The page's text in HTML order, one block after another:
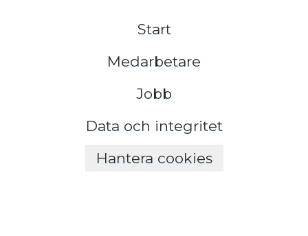
Start
Medarbetare
Jobb
Data och integritet
Hantera cookies